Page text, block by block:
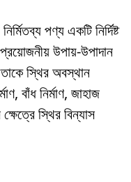
পণ্য একটি নির্দিষ্ট
উপায়-উপাদান
স্থির অবস্থান
বাঁধ নির্মাণ, জাহাজ
স্থির বিন্যাস